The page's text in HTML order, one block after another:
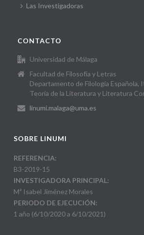
Las Investigadoras
CONTACTO
Universidad de Málaga
Facultad de Filosofía y Letras
Departamento de Filología Española,
Teoría de la Literatura y Literatura
linumi.malaga@uma.es
SOBRE LINUMI
REFERENCIA:
B3-2019-15
INVESTIGADORA PRINCIPAL:
Mª Isabel Jiménez Morales
PERIODO DE EJECUCIÓN:
1 año (6/10/2020 a 6/10/2021)